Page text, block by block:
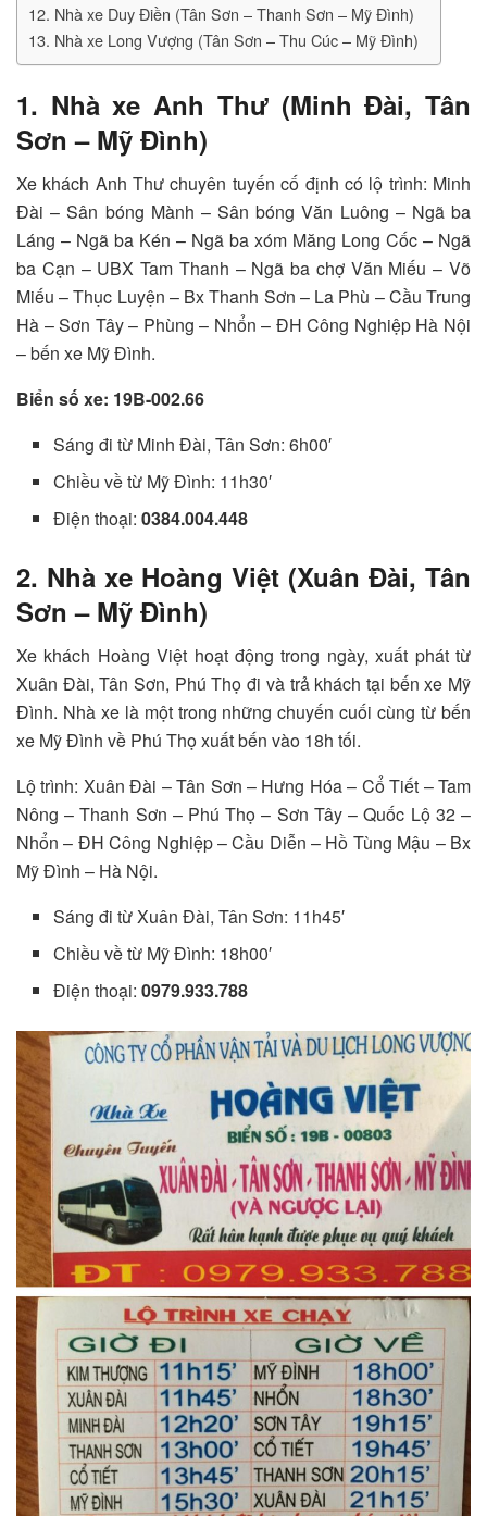
12. Nhà xe Duy Điền (Tân Sơn – Thanh Sơn – Mỹ Đình)
13. Nhà xe Long Vượng (Tân Sơn – Thu Cúc – Mỹ Đình)
1. Nhà xe Anh Thư (Minh Đài, Tân
Sơn – Mỹ Đình)
Xe khách Anh Thư chuyên tuyến cố định có lộ trình: Minh
Đài – Sân bóng Mành – Sân bóng Văn Luông – Ngã ba
Láng – Ngã ba Kén – Ngã ba xóm Măng Long Cốc – Ngã
ba Cạn – UBX Tam Thanh – Ngã ba chợ Văn Miếu – Võ
Miếu – Thục Luyện – Bx Thanh Sơn – La Phù – Cầu Trung
Hà – Sơn Tây – Phùng – Nhổn – ĐH Công Nghiệp Hà Nội
– bến xe Mỹ Đình.
Biển số xe: 19B-002.66
Sáng đi từ Minh Đài, Tân Sơn: 6h00′
Chiều về từ Mỹ Đình: 11h30′
Điện thoại:0384.004.448
2. Nhà xe Hoàng Việt (Xuân Đài, Tân
Sơn – Mỹ Đình)
Xe khách Hoàng Việt hoạt động trong ngày, xuất phát từ
Xuân Đài, Tân Sơn, Phú Thọ đi và trả khách tại bến xe Mỹ
Đình. Nhà xe là một trong những chuyến cuối cùng từ bến
xe Mỹ Đình về Phú Thọ xuất bến vào 18h tối.
Lộ trình: Xuân Đài – Tân Sơn – Hưng Hóa – Cổ Tiết – Tam
Nông – Thanh Sơn – Phú Thọ – Sơn Tây – Quốc Lộ 32 –
Nhổn – ĐH Công Nghiệp – Cầu Diễn – Hồ Tùng Mậu – Bx
Mỹ Đình – Hà Nội.
Sáng đi từ Xuân Đài, Tân Sơn: 11h45′
Chiều về từ Mỹ Đình: 18h00′
Điện thoại:0979.933.788